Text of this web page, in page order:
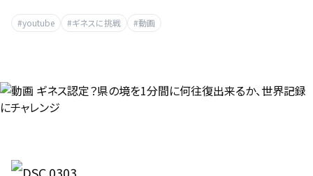
#youtube #ギネスに挑戦 #動画